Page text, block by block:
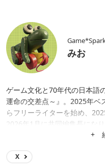
みお
ゲーム文化と70年代の日本語
運命の交差点～』。2025年
らフリーライターを始め、
2026年1月に共同編集長になり
+
X